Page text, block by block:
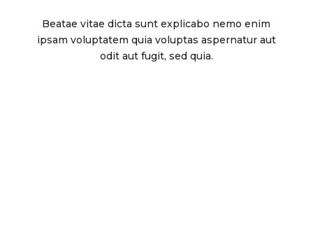
Beatae vitae dicta sunt explicabo nemo enim
ipsam voluptatem quia voluptas aspernatur aut
odit aut fugit, sed quia.